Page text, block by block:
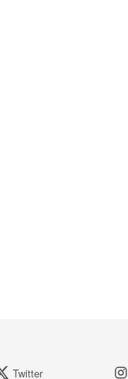
Twitter